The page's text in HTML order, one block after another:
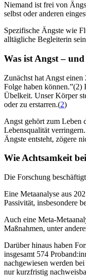
Nie­mand ist frei von
selbst oder anderen
Spezifische Ängste wie
alltägliche Begleiterin
Was ist Angst –
Zunächst hat Angst
Folge haben
Übelkeit. Unser Körper
oder zu erstarren.(2)
Angst gehört zum Leben
Lebensqualität
Ängste entsteht, zögere
Wie Achtsamkeit
Die Forschung
Eine Metaanalyse aus
Passivität, insbesondere
Auch eine Meta-
Maßnahmen, unter
Darüber hinaus haben
insgesamt 574
nachgewiesen werden
nur kurzfristig